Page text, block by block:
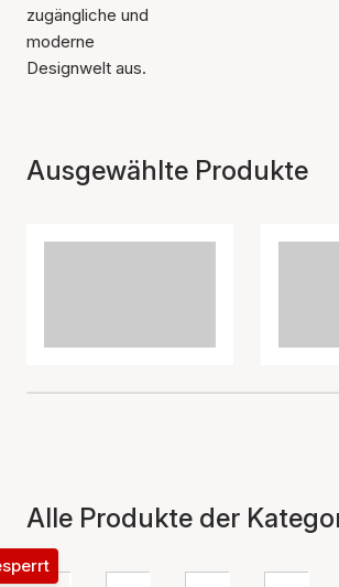
zugängliche und
moderne
Designwelt aus.
Ausgewählte Produkte
Alle Produkte der